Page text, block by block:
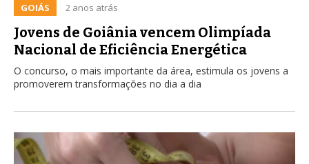
GOIÁS 2 anos atrás
Jovens de Goiânia vencem Olimpíada
Nacional de Eficiência Energética
O concurso, o mais importante da área, estimula os jovens a
promoverem transformações no dia a dia